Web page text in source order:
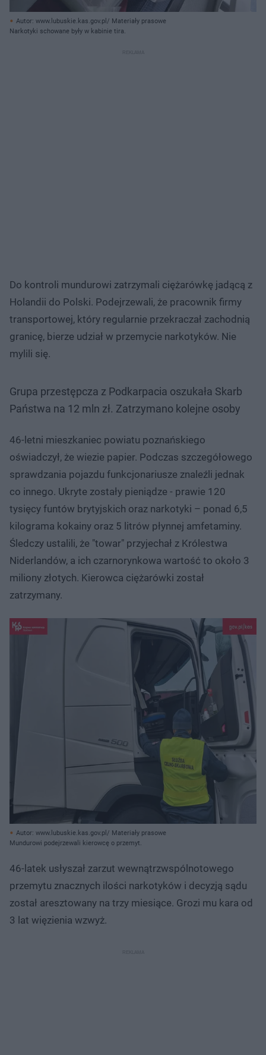
Autor: www.lubuskie.kas.gov.pl/ Materiały prasowe
Narkotyki schowane były w kabinie tira.
Do kontroli mundurowi zatrzymali ciężarówkę jadącą z
Holandii do Polski. Podejrzewali, że pracownik firmy
transportowej, który regularnie przekraczał zachodnią
granicę, bierze udział w przemycie narkotyków. Nie
mylili się.
Grupa przestępcza z Podkarpacia oszukała Skarb
Państwa na 12 mln zł. Zatrzymano kolejne osoby
46-letni mieszkaniec powiatu poznańskiego
oświadczył, że wiezie papier. Podczas szczegółowego
sprawdzania pojazdu funkcjonariusze znaleźli jednak
co innego. Ukryte zostały pieniądze - prawie 120
tysięcy funtów brytyjskich oraz narkotyki – ponad 6,5
kilograma kokainy oraz 5 litrów płynnej amfetaminy.
Śledczy ustalili, że "towar" przyjechał z Królestwa
Niderlandów, a ich czarnorynkowa wartość to około 3
miliony złotych. Kierowca ciężarówki został
zatrzymany.
Autor: www.lubuskie.kas.gov.pl/ Materiały prasowe
Mundurowi podejrzewali kierowcę o przemyt.
46-latek usłyszał zarzut wewnątrzwspólnotowego
przemytu znacznych ilości narkotyków i decyzją sądu
został aresztowany na trzy miesiące. Grozi mu kara od
3 lat więzienia wzwyż.